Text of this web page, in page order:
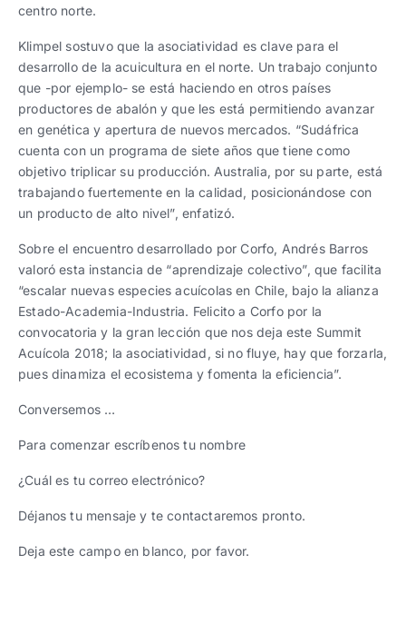
centro norte.
Klimpel sostuvo que la asociatividad es clave para el
desarrollo de la acuicultura en el norte. Un trabajo conjunto
que -por ejemplo- se está haciendo en otros países
productores de abalón y que les está permitiendo avanzar
en genética y apertura de nuevos mercados. “Sudáfrica
cuenta con un programa de siete años que tiene como
objetivo triplicar su producción. Australia, por su parte, está
trabajando fuertemente en la calidad, posicionándose con
un producto de alto nivel”, enfatizó.
Sobre el encuentro desarrollado por Corfo, Andrés Barros
valoró esta instancia de “aprendizaje colectivo”, que facilita
“escalar nuevas especies acuícolas en Chile, bajo la alianza
Estado-Academia-Industria. Felicito a Corfo por la
convocatoria y la gran lección que nos deja este Summit
Acuícola 2018; la asociatividad, si no fluye, hay que forzarla,
pues dinamiza el ecosistema y fomenta la eficiencia”.
Conversemos …
Para comenzar escríbenos tu nombre
¿Cuál es tu correo electrónico?
Déjanos tu mensaje y te contactaremos pronto.
Deja este campo en blanco, por favor.